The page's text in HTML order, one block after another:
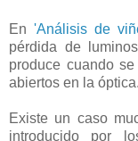
En 'Análisis de
pérdida de
produce cuando
abiertos en la óptica.
Existe un caso
introducido por